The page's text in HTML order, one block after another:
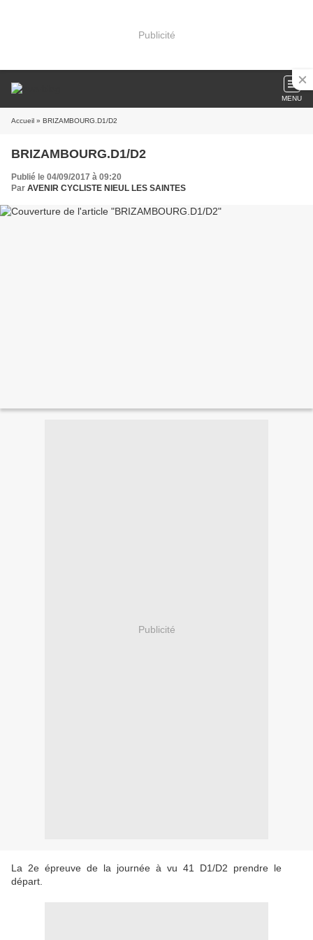
Publicité
MENU
Accueil » BRIZAMBOURG.D1/D2
BRIZAMBOURG.D1/D2
Publié le 04/09/2017 à 09:20
Par AVENIR CYCLISTE NIEUL LES SAINTES
Publicité
La 2e épreuve de la journée à vu 41 D1/D2 prendre le
départ.